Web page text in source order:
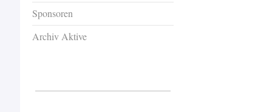
Sponsoren
Archiv Aktive